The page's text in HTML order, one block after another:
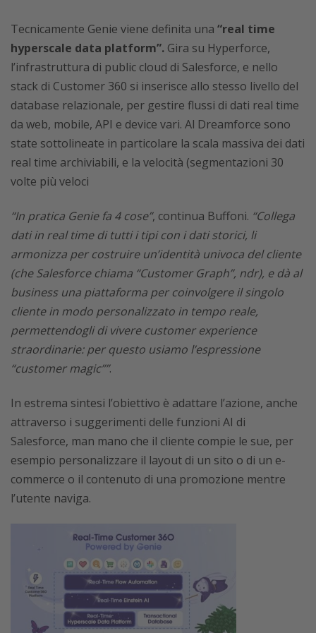
Tecnicamente Genie viene definita una “real time
hyperscale data platform”. Gira su Hyperforce,
l’infrastruttura di public cloud di Salesforce, e nello
stack di Customer 360 si inserisce allo stesso livello del
database relazionale, per gestire flussi di dati real time
da web, mobile, API e device vari. Al Dreamforce sono
state sottolineate in particolare la scala massiva dei dati
real time archiviabili, e la velocità (segmentazioni 30
volte più veloci
“In pratica Genie fa 4 cose”, continua Buffoni. “Collega
dati in real time di tutti i tipi con i dati storici, li
armonizza per costruire un’identità univoca del cliente
(che Salesforce chiama “Customer Graph”, ndr), e dà al
business una piattaforma per coinvolgere il singolo
cliente in modo personalizzato in tempo reale,
permettendogli di vivere customer experience
straordinarie: per questo usiamo l’espressione
“customer magic””.
In estrema sintesi l’obiettivo è adattare l’azione, anche
attraverso i suggerimenti delle funzioni AI di
Salesforce, man mano che il cliente compie le sue, per
esempio personalizzare il layout di un sito o di un e-
commerce o il contenuto di una promozione mentre
l’utente naviga.